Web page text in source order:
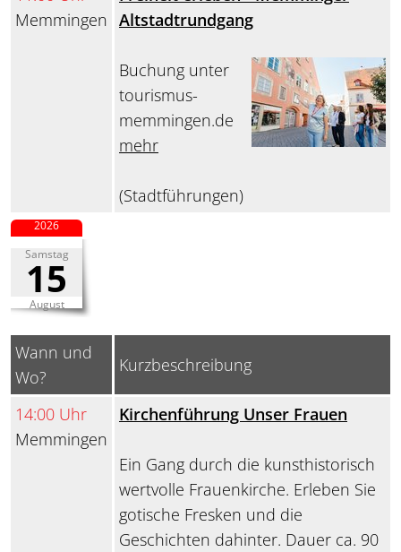
Memmingen Altstadtrundgang
Buchung unter
tourismus-
memmingen.de
mehr
(Stadtführungen)
Samstag
15
August
2026
Wann und
Wo?
Kurzbeschreibung
14:00 Uhr
Memmingen
Kirchenführung Unser Frauen
Ein Gang durch die kunsthistorisch
wertvolle Frauenkirche. Erleben Sie
gotische Fresken und die
Geschichten dahinter. Dauer ca. 90